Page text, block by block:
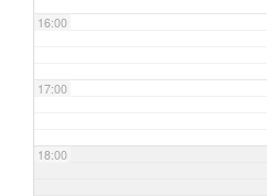
16:00
17:00
18:00